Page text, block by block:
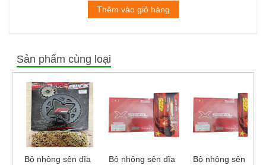
Thêm vào giỏ hàng
Sản phẩm cùng loại
Bộ nhông sên dĩa
Bộ nhông sên dĩa
Bộ nhông sên dĩa